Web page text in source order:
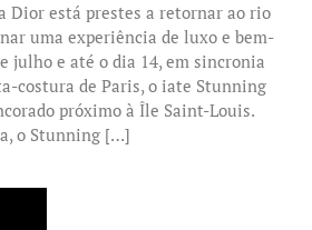
Dior está prestes a retornar ao rio
uma experiência de luxo e bem-
julho e até o dia 14, em sincronia
costura de Paris, o iate Stunning
próximo à Île Saint-Louis.
o Stunning […]